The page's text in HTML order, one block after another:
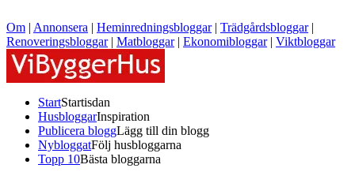
Om | Annonsera | Heminredningsbloggar| Trädgårdsbloggar|
Renoveringsbloggar| Matbloggar| Ekonomibloggar| Viktbloggar
StartStartisdan
HusbloggarInspiration
Publicera bloggLägg till din blogg
NybloggatFölj husbloggarna
Topp 10Bästa bloggarna